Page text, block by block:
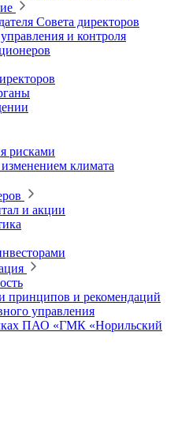
Совета директоров
и контроля
рисками
климата
и акции
принципов и рекомендаций
управления
ПАО «ГМК «Норильский